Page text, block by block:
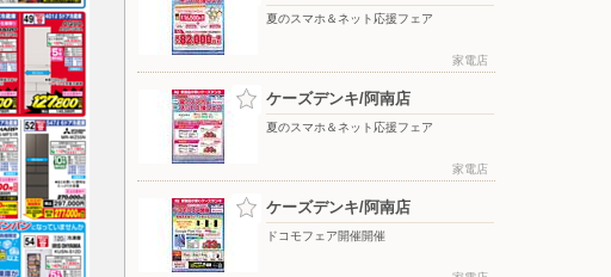
夏のスマホ＆ネット応援フェア
家電店
ケーズデンキ/阿南店
夏のスマホ＆ネット応援フェア
家電店
ケーズデンキ/阿南店
ドコモフェア開催開催